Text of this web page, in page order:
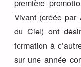
première
Vivant (créée par
du Ciel) ont
formation à
sur une année